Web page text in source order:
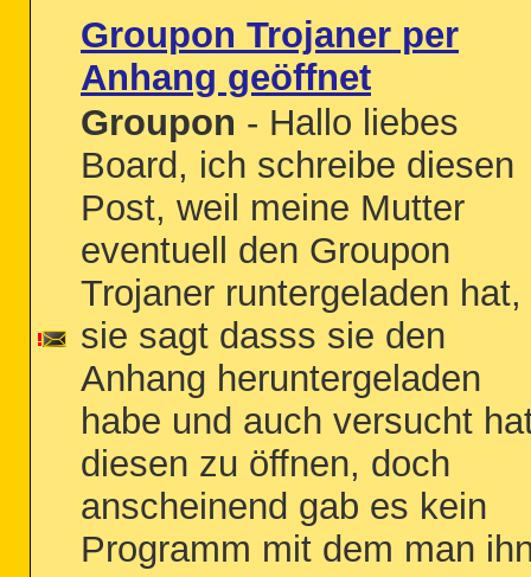
Groupon Trojaner per
Anhang geöffnet
Groupon - Hallo liebes
Board, ich schreibe diesen
Post, weil meine Mutter
eventuell den Groupon
Trojaner runtergeladen hat,
sie sagt dasss sie den
Anhang heruntergeladen
habe und auch versucht
diesen zu öffnen, doch
anscheinend gab es kein
Programm mit dem man